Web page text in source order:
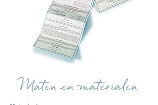
Maten en materialen